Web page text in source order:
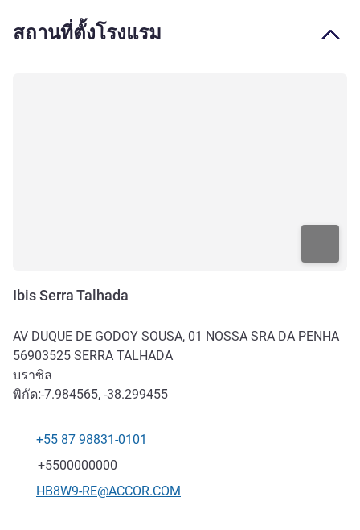
สถานที่ตั้งโรงแรม
Ibis Serra Talhada
AV DUQUE DE GODOY SOUSA, 01 NOSSA SRA DA PENHA
56903525 SERRA TALHADA
บราซิล
พิกัด:-7.984565, -38.299455
โทรศัพท์
+55 87 98831-0101
แฟกซ์
+5500000000
อีเมลติดต่อ
HB8W9-RE@ACCOR.COM